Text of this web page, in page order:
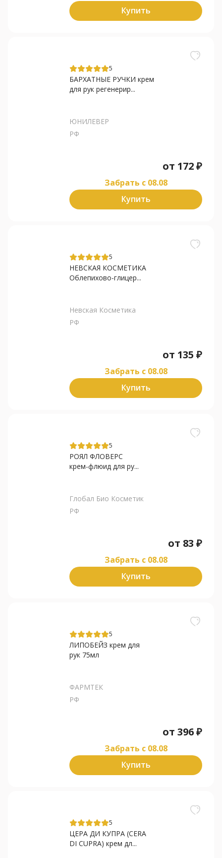
Купить
5
БАРХАТНЫЕ РУЧКИ крем
для рук регенерир...
ЮНИЛЕВЕР
РФ
от 172₽
Забрать c 08.08
Купить
5
НЕВСКАЯ КОСМЕТИКА
Облепихово-глицер...
Невская Косметика
РФ
от 135 ₽
Забрать c 08.08
Купить
5
РОЯЛ ФЛОВЕРС
крем-флюид для ру...
Глобал Био Косметик
РФ
от 83 ₽
Забрать c 08.08
Купить
5
ЛИПОБЕЙЗ крем для
рук 75мл
ФАРМТЕК
РФ
от 396₽
Забрать c 08.08
Купить
5
ЦЕРА ДИ КУПРА (CERA
DI CUPRA) крем дл...